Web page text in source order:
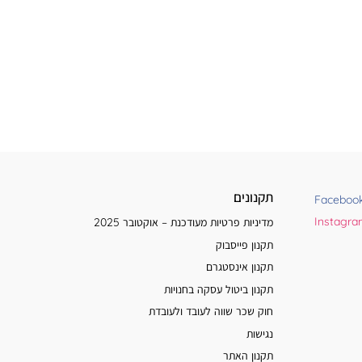
תקנונים
מדיניות פרטיות מעודכנת – אוקטובר 2025
תקנון פייסבוק
תקנון אינסטגרם
תקנון ביטול עסקה בחנויות
חוק שכר שווה לעובד ולעובדת
נגישות
תקנון האתר